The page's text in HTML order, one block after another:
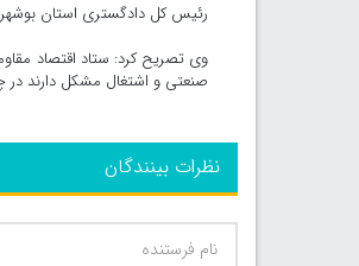
رئیس کل دادگستری استان
وی تصریح کرد: ستاد اقتصاد
صنعتی و اشتغال مشکل دارند
نظرات بینندگان